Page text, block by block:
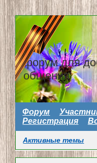
форум для
общения
Форум
Регистрация
Активные темы